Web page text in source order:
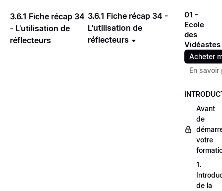
3.6.1 Fiche récap 34
- L'utilisation de
réflecteurs
3.6.1 Fiche récap 34 -
L'utilisation de
réflecteurs
01 -
Ecole
des
Vidéastes
Acheter
En savoir
Avant
de
votre
1.
de la